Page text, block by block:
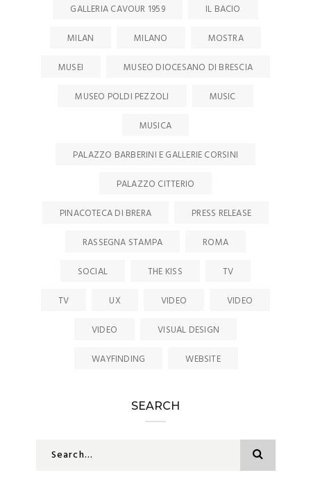
GALLERIA CAVOUR 1959
IL BACIO
MILAN
MILANO
MOSTRA
MUSEI
MUSEO DIOCESANO DI BRESCIA
MUSEO POLDI PEZZOLI
MUSIC
MUSICA
PALAZZO BARBERINI E GALLERIE CORSINI
PALAZZO CITTERIO
PINACOTECA DI BRERA
PRESS RELEASE
RASSEGNA STAMPA
ROMA
SOCIAL
THE KISS
TV
TV
UX VIDEO
VIDEO
VIDEO
VISUAL DESIGN
WAYFINDING
WEBSITE
SEARCH